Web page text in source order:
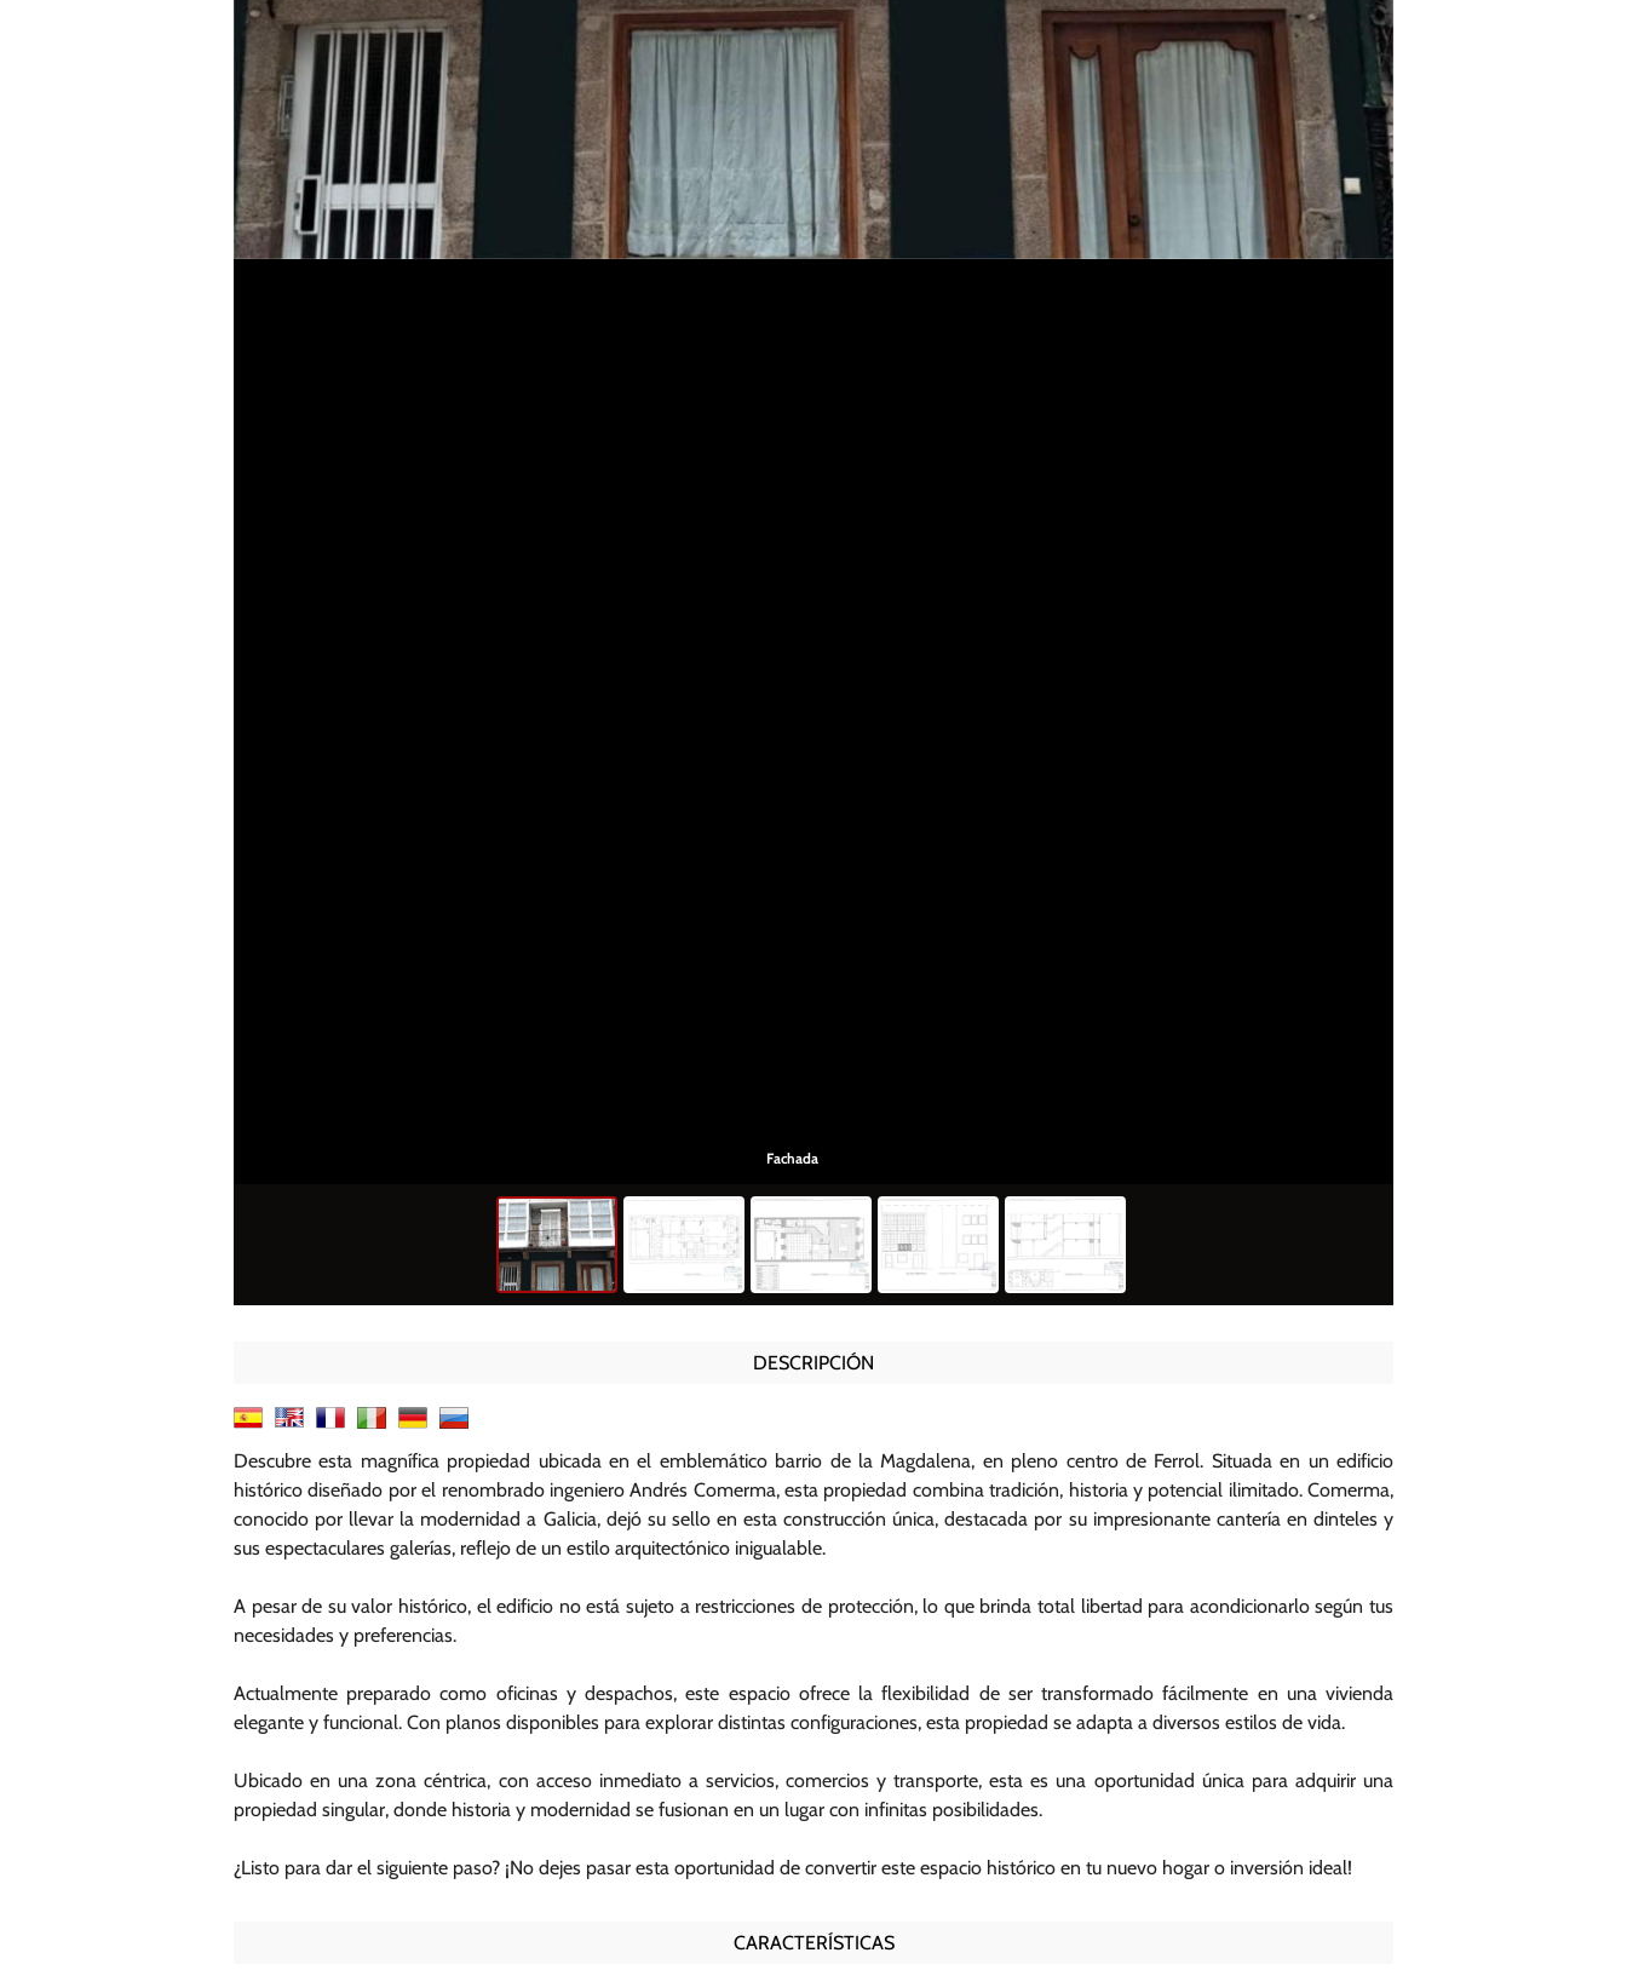
Fachada
DESCRIPCIÓN
Descubre esta magnífica propiedad ubicada en el emblemático barrio de la Magdalena, en pleno centro de Ferrol. Situada en un edificio
histórico diseñado por el renombrado ingeniero Andrés Comerma, esta propiedad combina tradición, historia y potencial ilimitado. Comerma,
conocido por llevar la modernidad a Galicia, dejó su sello en esta construcción única, destacada por su impresionante cantería en dinteles y
sus espectaculares galerías, reflejo de un estilo arquitectónico inigualable.
A pesar de su valor histórico, el edificio no está sujeto a restricciones de protección, lo que brinda total libertad para acondicionarlo según tus
necesidades y preferencias.
Actualmente preparado como oficinas y despachos, este espacio ofrece la flexibilidad de ser transformado fácilmente en una vivienda
elegante y funcional. Con planos disponibles para explorar distintas configuraciones, esta propiedad se adapta a diversos estilos de vida.
Ubicado en una zona céntrica, con acceso inmediato a servicios, comercios y transporte, esta es una oportunidad única para adquirir una
propiedad singular, donde historia y modernidad se fusionan en un lugar con infinitas posibilidades.
¿Listo para dar el siguiente paso? ¡No dejes pasar esta oportunidad de convertir este espacio histórico en tu nuevo hogar o inversión ideal!
CARACTERÍSTICAS